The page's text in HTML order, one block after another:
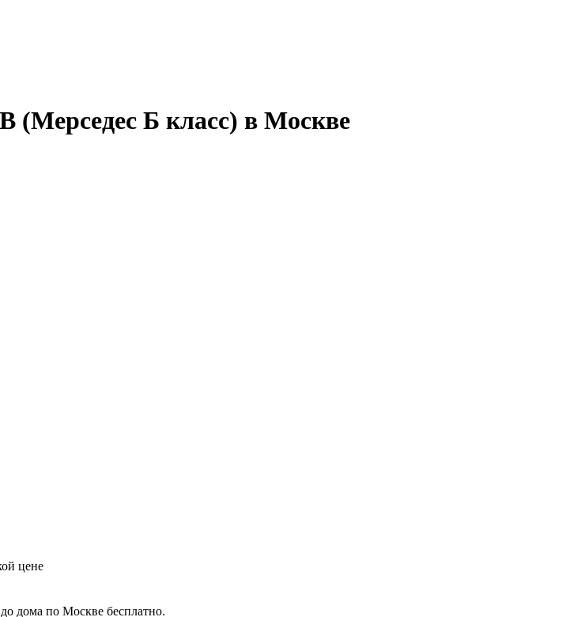
(Мерседес Б класс) в Москве
цене
дома по Москве бесплатно.